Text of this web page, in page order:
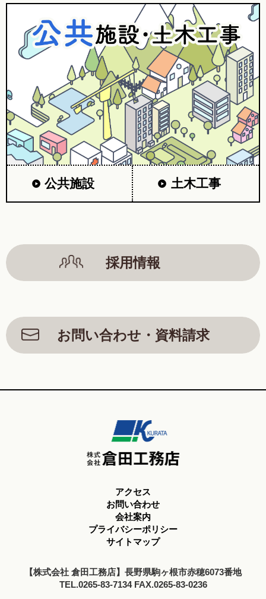
公共施設 土木工事
採用情報
お問い合わせ・資料請求
アクセス
お問い合わせ
会社案内
プライバシーポリシー
サイトマップ
【株式会社 倉田工務店】長野県駒ヶ根市赤穂6073番地
TEL.0265-83-7134 FAX.0265-83-0236